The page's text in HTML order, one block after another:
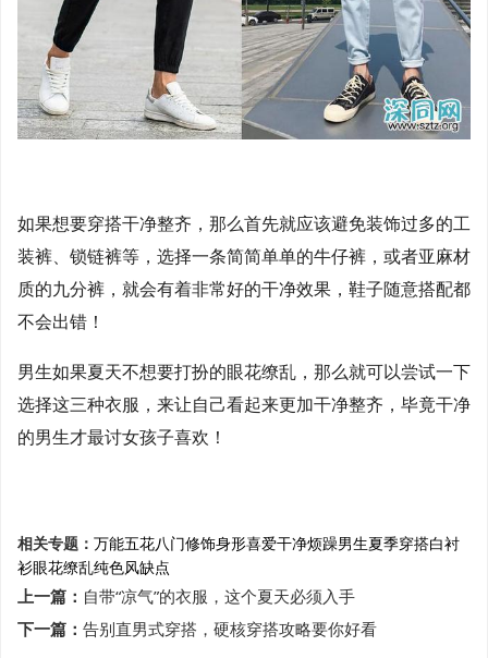
如果想要穿搭干净整齐，那么首先就应该避免装饰过多的工
装裤、锁链裤等，选择一条简简单单的牛仔裤，或者亚麻材
质的九分裤，就会有着非常好的干净效果，鞋子随意搭配都
不会出错！
男生如果夏天不想要打扮的眼花缭乱，那么就可以尝试一下
选择这三种衣服，来让自己看起来更加干净整齐，毕竟干净
的男生才最讨女孩子喜欢！
相关专题： 万能五花八门修饰身形喜爱干净烦躁男生夏季穿搭白衬
衫眼花缭乱纯色风缺点
上一篇： 自带“凉气”的衣服，这个夏天必须入手
下一篇： 告别直男式穿搭，硬核穿搭攻略要你好看